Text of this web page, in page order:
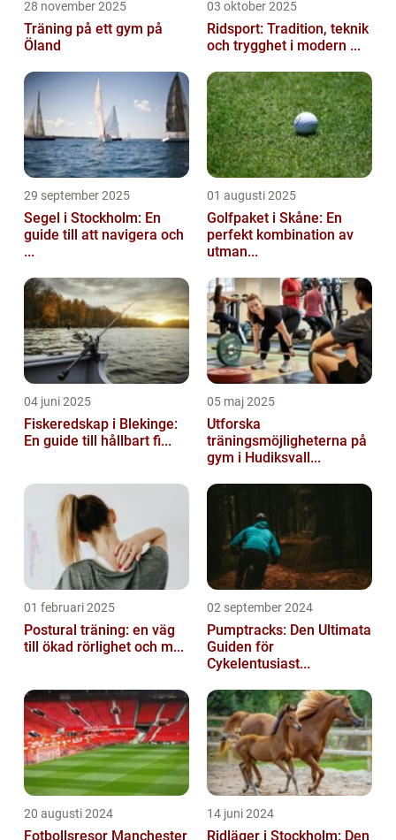
28 november 2025
Träning på ett gym på
Öland
03 oktober 2025
Ridsport: Tradition, teknik
och trygghet i modern ...
29 september 2025
Segel i Stockholm: En
guide till att navigera och
...
01 augusti 2025
Golfpaket i Skåne: En
perfekt kombination av
utman...
04 juni 2025
Fiskeredskap i Blekinge:
En guide till hållbart fi...
05 maj 2025
Utforska
träningsmöjligheterna på
gym i Hudiksvall...
01 februari 2025
Postural träning: en väg
till ökad rörlighet och m...
02 september 2024
Pumptracks: Den Ultimata
Guiden för
Cykelentusiast...
20 augusti 2024
Fotbollsresor Manchester
14 juni 2024
Ridläger i Stockholm: Den